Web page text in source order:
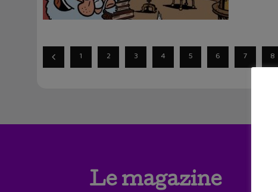
1 2 3 4 5 6 7 8
Le magazine